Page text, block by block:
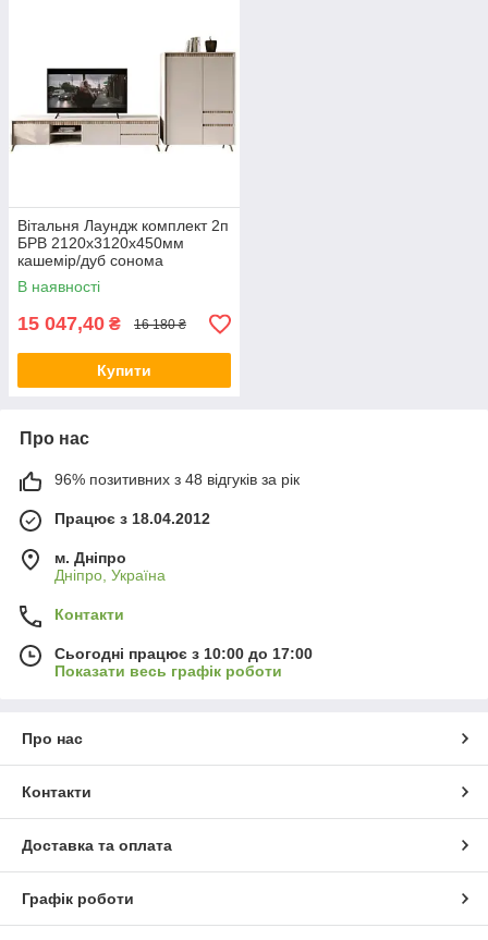
Вітальня Лаундж комплект 2п
БРВ 2120х3120х450мм
кашемір/дуб сонома
В наявності
15 047,40 ₴ 16 180 ₴
Купити
Про нас
96% позитивних з 48 відгуків за рік
Працює з 18.04.2012
м. Дніпро
Дніпро, Україна
Контакти
Сьогодні працює з 10:00 до 17:00
Показати весь графік роботи
Про нас
Контакти
Доставка та оплата
Графік роботи